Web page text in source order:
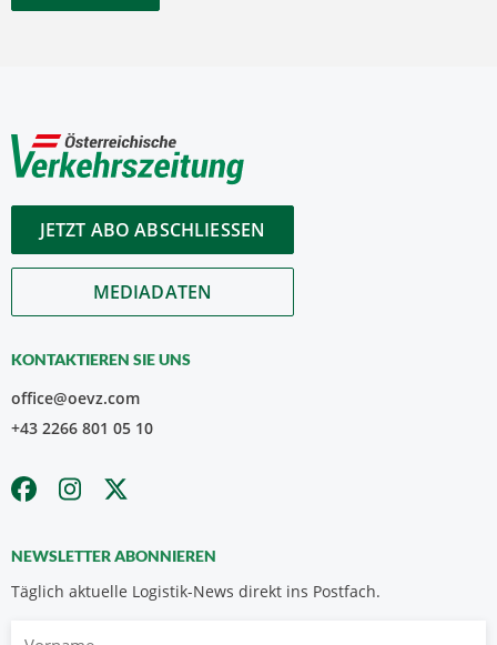
JETZT ABO ABSCHLIESSEN
MEDIADATEN
KONTAKTIEREN SIE UNS
office@oevz.com
+43 2266 801 05 10
NEWSLETTER ABONNIEREN
Täglich aktuelle Logistik-News direkt ins Postfach.